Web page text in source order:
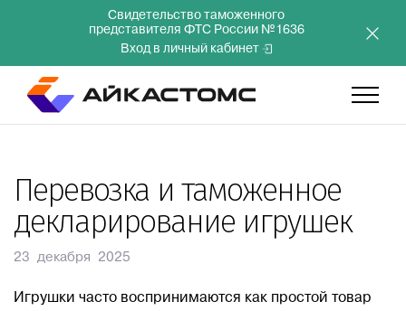
Свидетельство таможенного
представителя ФТС России №1636
Вход в личный кабинет
Услуги
Перевозка и таможенное
декларирование игрушек
23 декабря 2025
Игрушки часто воспринимаются как простой товар